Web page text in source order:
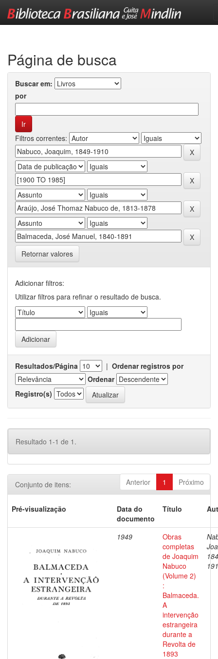
Página de busca
Buscar em:
por
Filtros correntes:
Retornar valores
Adicionar filtros:
Utilizar filtros para refinar o resultado de busca.
Resultados/Página | Ordenar registros por
Ordenar
Registro(s)
Resultado 1-1 de 1.
Anterior 1 Próximo
Conjunto de itens:
Pré-visualização
Data do
documento
Título
1949
Obras
completas
de Joaquim
Nabuco
(Volume 2)
:
Balmaceda.
A
intervenção
estrangeira
durante a
Revolta de
1893